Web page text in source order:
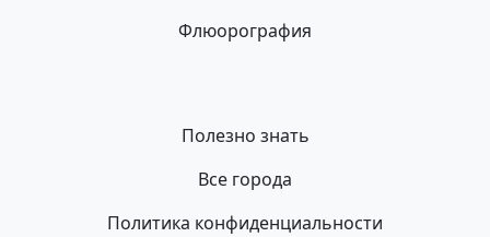
Флюорография
Полезно знать
Все города
Политика конфиденциальности